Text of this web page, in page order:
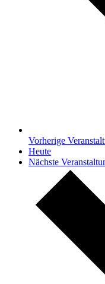
Vorherige
Heute
Nächste